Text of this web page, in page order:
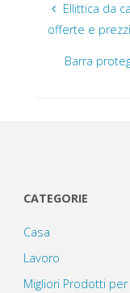
Ellittica da
offerte e prezzi
Barra
CATEGORIE
Casa
Lavoro
Migliori Prodotti